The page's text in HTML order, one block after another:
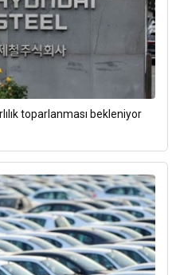
toparlanması bekleniyor